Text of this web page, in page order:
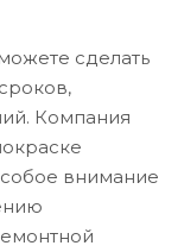
сделать
Компания
внимание